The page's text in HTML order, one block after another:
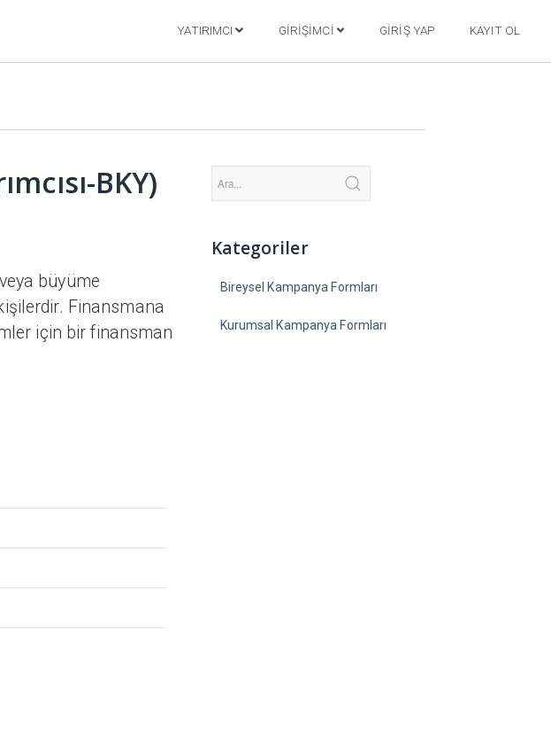
YATIRIMCI GIRIŞIMCI GIRIŞ YAP KAYIT OL
BKY)
büyüme
Finansmana
için bir finansman
Kategoriler
Bireysel Kampanya Formları
Kurumsal Kampanya Formları